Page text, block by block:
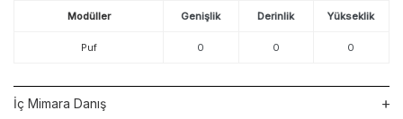
Modüller Genişlik Derinlik Yükseklik
Puf 0 0 0
İç Mimara Danış